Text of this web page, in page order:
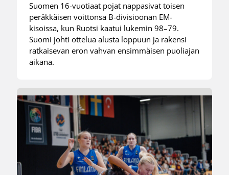
Suomen 16-vuotiaat pojat nappasivat toisen
peräkkäisen voittonsa B-divisioonan EM-
kisoissa, kun Ruotsi kaatui lukemin 98–79.
Suomi johti ottelua alusta loppuun ja rakensi
ratkaisevan eron vahvan ensimmäisen puoliajan
aikana.